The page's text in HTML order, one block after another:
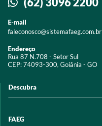
E-mail
faleconosco@sistemafaeg.com.br
Endereço
Rua 87 N.708 - Setor Sul
CEP: 74093-300, Goiânia - GO
Descubra
Acervo digital
FAEG